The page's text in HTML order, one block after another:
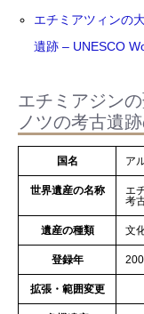
エチミアツィンの
遺跡 – UNESCO
エチミアジン
ノツの考古遺
国名 ア
世界遺産の名称
エ
考
遺産の種類 文
登録年
拡張・範囲変更